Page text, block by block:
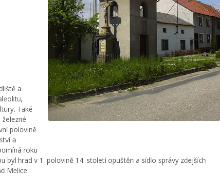
a
Také
polovině
a
roku
byl hrad v 1. polovině 14. století opuštěn a sídlo správy zdejších
Melice.